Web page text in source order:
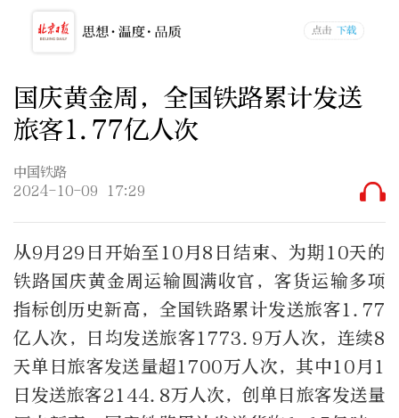
国庆黄金周，全国铁路累计发送
旅客1.77亿人次
中国铁路
2024-10-09 17:29
从9月29日开始至10月8日结束、为期10天的
铁路国庆黄金周运输圆满收官，客货运输多项
指标创历史新高，全国铁路累计发送旅客1.77
亿人次，日均发送旅客1773.9万人次，连续8
天单日旅客发送量超1700万人次，其中10月1
日发送旅客2144.8万人次，创单日旅客发送量